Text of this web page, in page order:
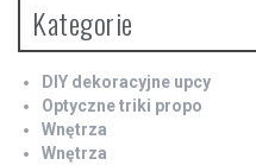
Kategorie
DIY dekoracyjne upcy
Optyczne triki propo
Wnętrza
Wnętrza